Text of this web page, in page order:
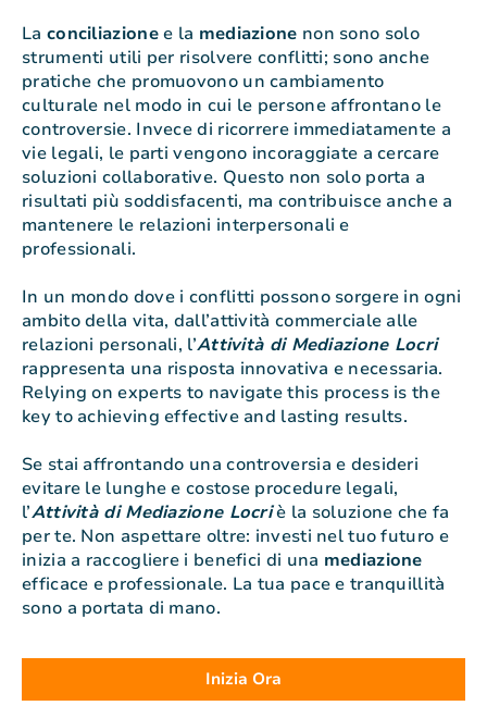
La conciliazionee la mediazione non sono solo
strumenti utili per risolvere conflitti; sono anche
pratiche che promuovono un cambiamento
culturale nel modo in cui le persone affrontano le
controversie. Invece di ricorrere immediatamente a
vie legali, le parti vengono incoraggiate a cercare
soluzioni collaborative. Questo non solo porta a
risultati più soddisfacenti, ma contribuisce anche a
mantenere le relazioni interpersonali e
professionali.
In un mondo dove i conflitti possono sorgere in ogni
ambito della vita, dall’attività commerciale alle
relazioni personali, l’Attività di Mediazione Locri
rappresenta una risposta innovativa e necessaria.
Relying on experts to navigate this process is the
key to achieving effective and lasting results.
Se stai affrontando una controversia e desideri
evitare le lunghe e costose procedure legali,
l’Attività di Mediazione Locriè la soluzione che fa
per te. Non aspettare oltre: investi nel tuo futuro e
inizia a raccogliere i benefici di una mediazione
efficace e professionale. La tua pace e tranquillità
sono a portata di mano.
Inizia Ora